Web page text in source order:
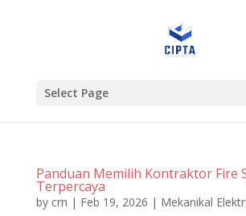
Select Page
Panduan Memilih Kontraktor Fire
Terpercaya
by crn | Feb 19, 2026 | Mekanikal